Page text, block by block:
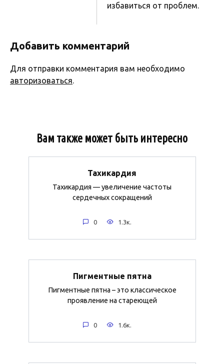
избавиться от проблем.
Добавить комментарий
Для отправки комментария вам необходимо
авторизоваться.
Вам также может быть интересно
Тахикардия
Тахикардия — увеличение частоты
сердечных сокращений
0 1.3к.
Пигментные пятна
Пигментные пятна – это классическое
проявление на стареющей
0 1.6к.